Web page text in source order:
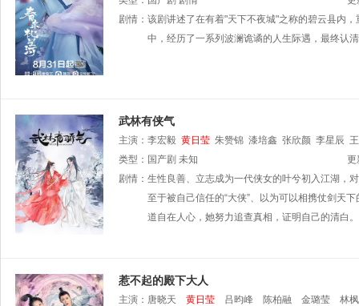
剧情： 该剧讲述了在有着"天下不夜城"之称的碧云县内
中，经历了一系列波澜诡谲的人生际遇，最终认
武林有侠气
主演： 李宏毅 黄日莹 朱赞锦 漆培鑫 张欣颜 李星辰
类型： 国产剧 未知
更
剧情： 生性良善、立志成为一代侠女的叶兮初入江湖，
至于被自己信任的“大侠”、以为可以相携仗剑天
道自在人心，她努力追查真相，证明自己的清白
惹不起的殿下大人
主演： 唐晓天 黄日莹 吕昀峰 陈柏融 金璐莹
林